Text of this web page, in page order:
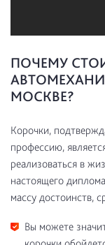
ПОЧЕМУ
МОСКВЕ?
Корочки,
профессию,
реализоваться в
настоящего
массу достоинств,
Вы можете